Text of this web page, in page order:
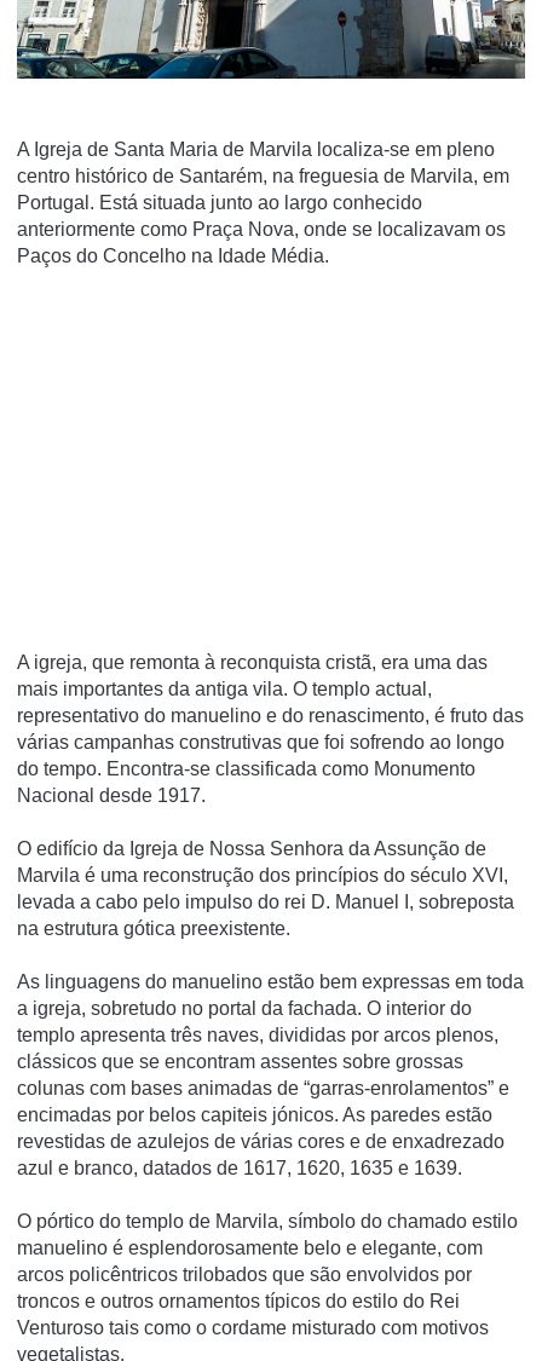
A Igreja de Santa Maria de Marvila localiza-se em pleno
centro histórico de Santarém, na freguesia de Marvila, em
Portugal. Está situada junto ao largo conhecido
anteriormente como Praça Nova, onde se localizavam os
Paços do Concelho na Idade Média.
A igreja, que remonta à reconquista cristã, era uma das
mais importantes da antiga vila. O templo actual,
representativo do manuelino e do renascimento, é fruto das
várias campanhas construtivas que foi sofrendo ao longo
do tempo. Encontra-se classificada como Monumento
Nacional desde 1917.
O edifício da Igreja de Nossa Senhora da Assunção de
Marvila é uma reconstrução dos princípios do século XVI,
levada a cabo pelo impulso do rei D. Manuel I, sobreposta
na estrutura gótica preexistente.
As linguagens do manuelino estão bem expressas em toda
a igreja, sobretudo no portal da fachada. O interior do
templo apresenta três naves, divididas por arcos plenos,
clássicos que se encontram assentes sobre grossas
colunas com bases animadas de “garras-enrolamentos” e
encimadas por belos capiteis jónicos. As paredes estão
revestidas de azulejos de várias cores e de enxadrezado
azul e branco, datados de 1617, 1620, 1635 e 1639.
O pórtico do templo de Marvila, símbolo do chamado estilo
manuelino é esplendorosamente belo e elegante, com
arcos policêntricos trilobados que são envolvidos por
troncos e outros ornamentos típicos do estilo do Rei
Venturoso tais como o cordame misturado com motivos
vegetalistas.